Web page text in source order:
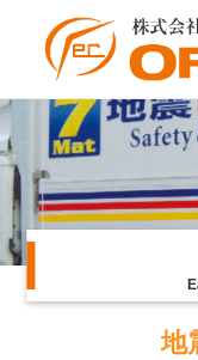
株式会社オ
地